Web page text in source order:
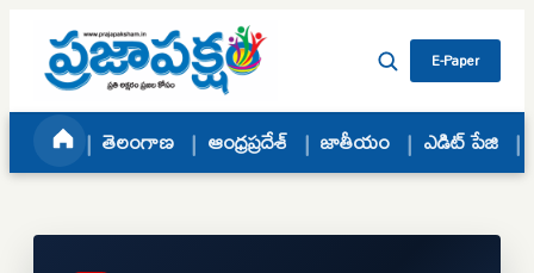
Skip to content
E-Paper
తెలంగాణ ఆంధ్రప్రదేశ్ జాతీయం ఎడిట్ పేజి